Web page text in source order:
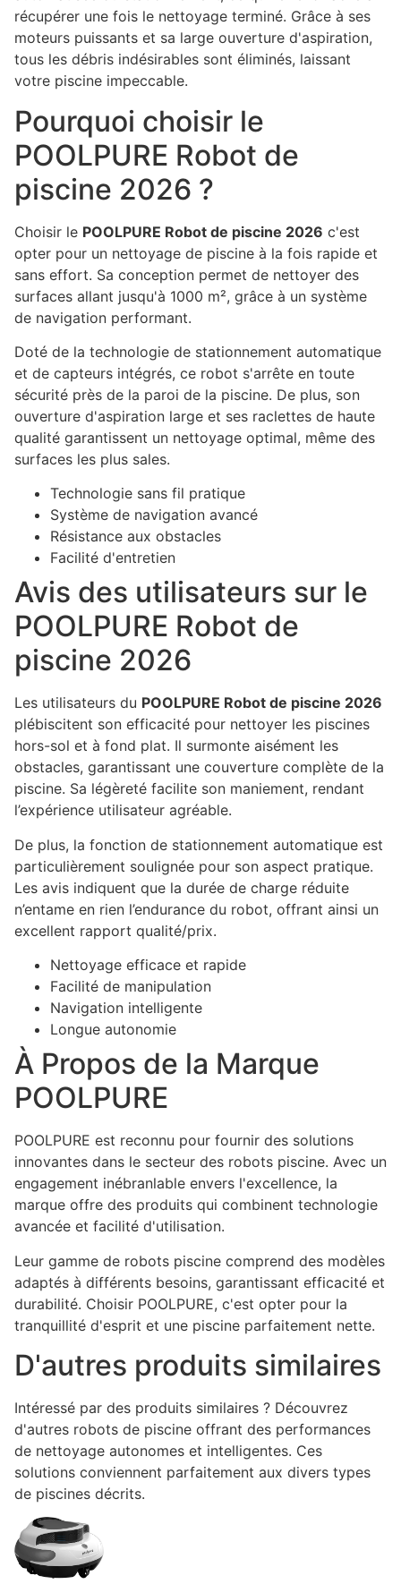
récupérer une fois le nettoyage terminé. Grâce à ses
moteurs puissants et sa large ouverture d'aspiration,
tous les débris indésirables sont éliminés, laissant
votre piscine impeccable.
Pourquoi choisir le
POOLPURE Robot de
piscine 2026 ?
Choisir le POOLPURE Robot de piscine 2026 c'est
opter pour un nettoyage de piscine à la fois rapide et
sans effort. Sa conception permet de nettoyer des
surfaces allant jusqu'à 1000 m², grâce à un système
de navigation performant.
Doté de la technologie de stationnement automatique
et de capteurs intégrés, ce robot s'arrête en toute
sécurité près de la paroi de la piscine. De plus, son
ouverture d'aspiration large et ses raclettes de haute
qualité garantissent un nettoyage optimal, même des
surfaces les plus sales.
Technologie sans fil pratique
Système de navigation avancé
Résistance aux obstacles
Facilité d'entretien
Avis des utilisateurs sur le
POOLPURE Robot de
piscine 2026
Les utilisateurs du POOLPURE Robot de piscine 2026
plébiscitent son efficacité pour nettoyer les piscines
hors-sol et à fond plat. Il surmonte aisément les
obstacles, garantissant une couverture complète de la
piscine. Sa légèreté facilite son maniement, rendant
l’expérience utilisateur agréable.
De plus, la fonction de stationnement automatique est
particulièrement soulignée pour son aspect pratique.
Les avis indiquent que la durée de charge réduite
n’entame en rien l’endurance du robot, offrant ainsi un
excellent rapport qualité/prix.
Nettoyage efficace et rapide
Facilité de manipulation
Navigation intelligente
Longue autonomie
À Propos de la Marque
POOLPURE
POOLPURE est reconnu pour fournir des solutions
innovantes dans le secteur des robots piscine. Avec un
engagement inébranlable envers l'excellence, la
marque offre des produits qui combinent technologie
avancée et facilité d'utilisation.
Leur gamme de robots piscine comprend des modèles
adaptés à différents besoins, garantissant efficacité et
durabilité. Choisir POOLPURE, c'est opter pour la
tranquillité d'esprit et une piscine parfaitement nette.
D'autres produits similaires
Intéressé par des produits similaires ? Découvrez
d'autres robots de piscine offrant des performances
de nettoyage autonomes et intelligentes. Ces
solutions conviennent parfaitement aux divers types
de piscines décrits.